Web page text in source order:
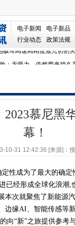
电子新闻
电子新品
行业动态
政策法规
地共推节能新技术
，10余项工业互联网新方
耳高速高精度激光切割关
HUSH-X 无头电吉他引爆
什么体验
网可提供超过3,500种
铜、铍铜、铜镍锡助力
业创新？这场活动开放交流
杆
北京IC WORLD大会，超
发展，高频科技超纯工艺
顺利出货！
家居低渗透率的破局点
新驱动推出系列新品
慕尼黑
幕！
10-31 12:42:36 [来源]：
性成为了最大的确
已经形成全球化浪潮,
本次就聚焦了新能源
边缘AI、智能传感等
向“新”之旅提供参考与